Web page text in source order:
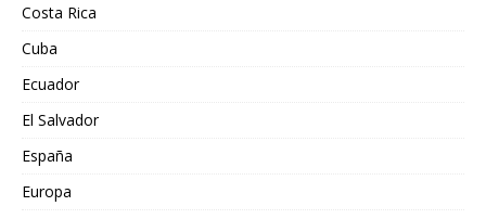
Costa Rica
Cuba
Ecuador
El Salvador
España
Europa